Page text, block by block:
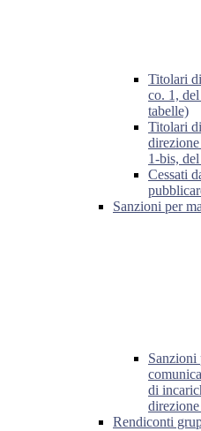
Titolari
co. 1,
tabelle)
Titolari
1-bis,
Cessati
Sanzioni per
Sanzioni
di
Rendiconti